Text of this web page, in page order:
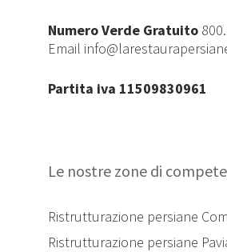
Numero Verde Gratuito
Email
Partita iva 11509830961
Le nostre zone di
Ristrutturazione persiane
Ristrutturazione persiane